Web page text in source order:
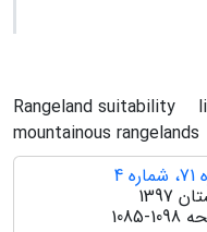
Rangeland suitability
mountainous rangelands
4
1397
1085-1098